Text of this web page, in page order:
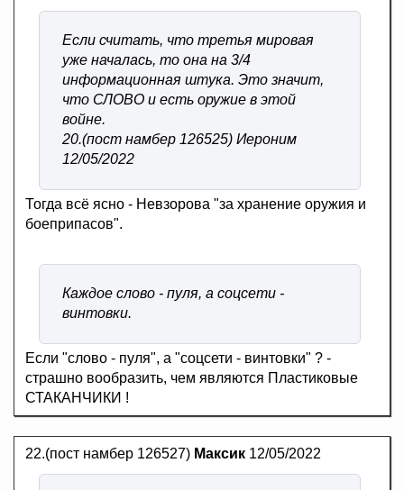
Если считать, что третья мировая
уже началась, то она на 3/4
информационная штука. Это значит,
что СЛОВО и есть оружие в этой
войне.
20.(пост намбер 126525) Иероним
12/05/2022
Тогда всё ясно - Невзорова "за хранение оружия и
боеприпасов".
Каждое слово - пуля, а соцсети -
винтовки.
Если "слово - пуля", а "соцсети - винтовки" ? -
страшно вообразить, чем являются Пластиковые
СТАКАНЧИКИ !
22.(пост намбер 126527) Максик 12/05/2022